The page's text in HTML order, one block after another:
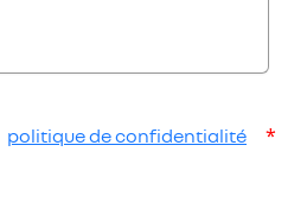
politique de confidentialité *